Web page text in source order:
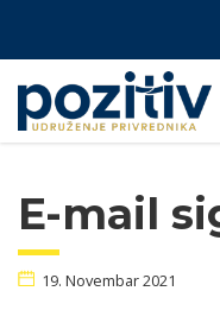
E-mail
19. Novembar 2021